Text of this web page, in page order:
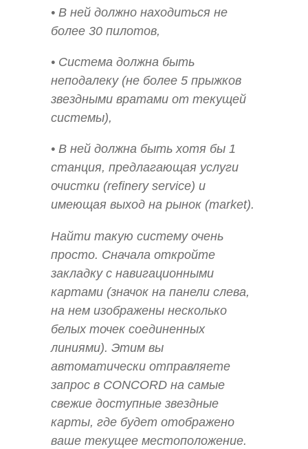
• В ней должно находиться не
более 30 пилотов,
• Система должна быть
неподалеку (не более 5 прыжков
звездными вратами от текущей
системы),
• В ней должна быть хотя бы 1
станция, предлагающая услуги
очистки (refinery service) и
имеющая выход на рынок (market).
Найти такую систему очень
просто. Сначала откройте
закладку с навигационными
картами (значок на панели слева,
на нем изображены несколько
белых точек соединенных
линиями). Этим вы
автоматически отправляете
запрос в CONCORD на самые
свежие доступные звездные
карты, где будет отображено
ваше текущее местоположение.